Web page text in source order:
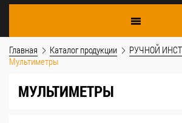
Главная Каталог продукции
РУЧНОЙ
Мультиметры
МУЛЬТИМЕТРЫ